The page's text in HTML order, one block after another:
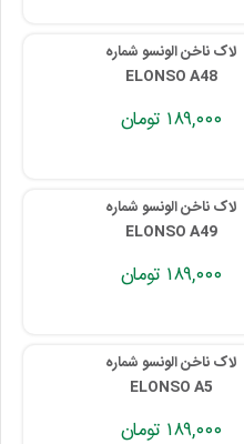
لاک ناخن الونسو شماره
ELONSO A48
۱۸۹,۰۰۰ تومان
لاک ناخن الونسو شماره
ELONSO A49
۱۸۹,۰۰۰ تومان
لاک ناخن الونسو شماره
ELONSO A5
۱۸۹,۰۰۰ تومان